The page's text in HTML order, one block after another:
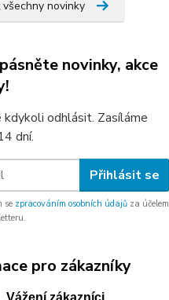
novinky
novinky, akce
odhlásit. Zasíláme
dní.
Přihlásit se
se zpracováním osobních údajů za účelem
pro zákazníky
Vážení zákazníci